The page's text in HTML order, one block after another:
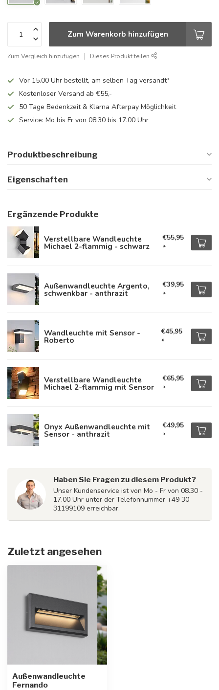
Zum Warenkorb hinzufügen
Zum Vergleich hinzufügen Dieses Produkt teilen
Vor 15.00 Uhr bestellt, am selben Tag versandt*
Kostenloser Versand ab €55,-
50 Tage Bedenkzeit & Klarna Afterpay Möglichkeit
Service: Mo bis Fr von 08.30 bis 17.00 Uhr
Produktbeschreibung
Eigenschaften
Ergänzende Produkte
Verstellbare Wandleuchte
Michael 2-flammig - schwarz
€55,95
*
Außenwandleuchte Argento,
schwenkbar - anthrazit
€39,95
*
Wandleuchte mit Sensor -
Roberto
€45,95
*
Verstellbare Wandleuchte
Michael 2-flammig mit Sensor
€65,95
*
Onyx Außenwandleuchte mit
Sensor - anthrazit
€49,95
*
Haben Sie Fragen zu diesem Produkt?
Unser Kundenservice ist von Mo - Fr von 08.30 -
17.00 Uhr unter der Telefonnummer +49 30
31199109 erreichbar.
Zuletzt angesehen
Außenwandleuchte
Fernando